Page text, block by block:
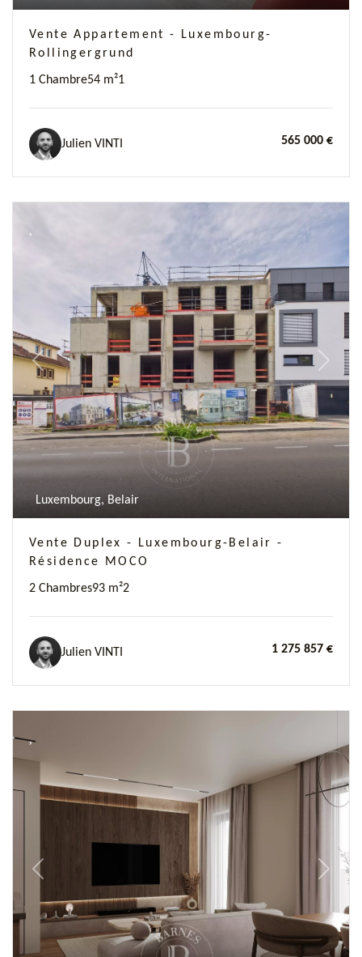
Vente Appartement - Luxembourg-
Rollingergrund
1 Chambre54 m²1
Julien VINTI 565 000 €
Previous Next
Luxembourg, Belair
Vente Duplex - Luxembourg-Belair -
Résidence MOCO
2 Chambres93 m²2
Julien VINTI 1 275 857 €
Previous Next